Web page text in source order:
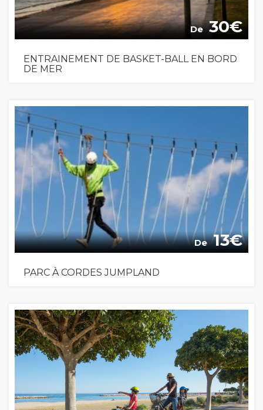
De 30
ENTRAINEMENT DE BASKET-BALL EN BORD
DE MER
De 13
PARC À CORDES JUMPLAND